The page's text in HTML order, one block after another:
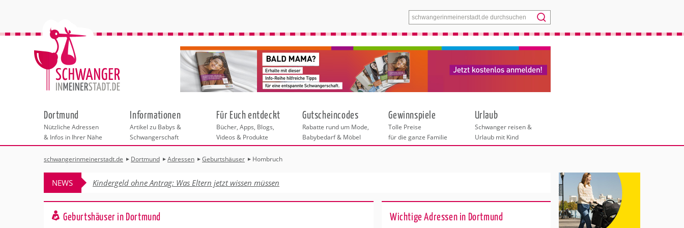
Menü
Dortmund
Nützliche Adressen
& Infos in Ihrer Nähe
Städteauswahl
Adressen
Hebammen
Geburtshäuser
Frauenärzte
Behördengänge &
Checklisten
Beratungsstellen
Kinderwunschzentren Berlin
Schwangerschaftskurse
Erste Hilfe & Beratung
Rückbildung
Shopping
Wellness & Gesundheit
Fotografie & Dienstleistungen
Informationen
Artikel zu Babys &
Schwangerschaft
Für Euch entdeckt
Bücher, Apps, Blogs,
Videos & Produkte
Gutscheincodes
Rabatte rund um Mode,
Babybedarf & Möbel
Gewinnspiele
Tolle Preise
für die ganze Familie
Urlaub
Schwanger reisen &
Urlaub mit Kind
schwangerinmeinerstadt.de Dortmund Adressen Geburtshäuser Hombruch
NEWS Kindergeld ohne Antrag: Was Eltern jetzt wissen müssen
Geburtshäuser in Dortmund Wichtige Adressen in Dortmund